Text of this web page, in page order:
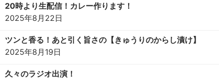
20時より生配信！カレー作ります！
2025年8月22日
ツンと香る！あと引く旨さの【きゅうりのからし漬け】
2025年8月19日
久々のラジオ出演！